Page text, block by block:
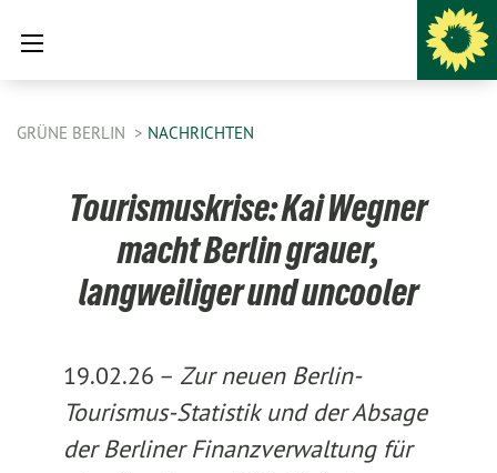
GRÜNE BERLIN NACHRICHTEN
Tourismuskrise: Kai Wegner
macht Berlin grauer,
langweiliger und uncooler
19.02.26 – Zur neuen Berlin-
Tourismus-Statistik und der Absage
der Berliner Finanzverwaltung für